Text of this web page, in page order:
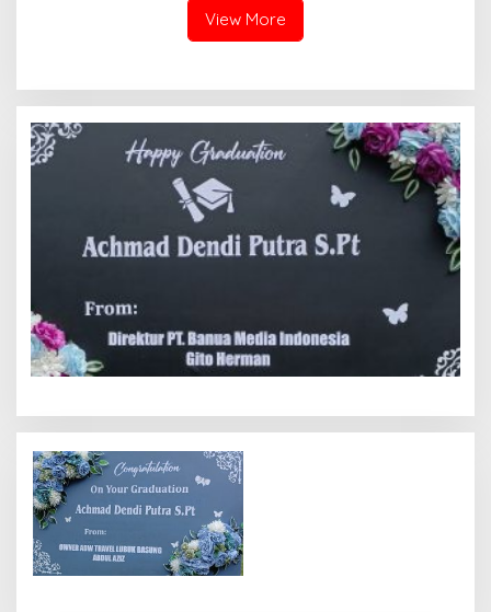
dan Lebaran 2026
View More